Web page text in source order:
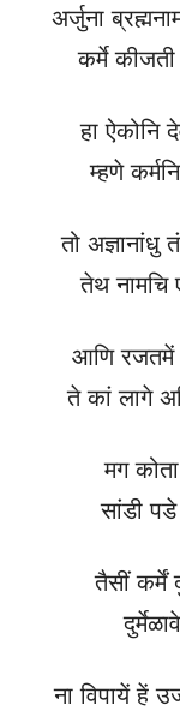
अर्जुना
कर्मे
हा ऐकोनि
म्हणे
तो अज्ञानांधु
तेथ
आणि रजतमें
ते कां लागे
मग
सांडी
तैसीं कर्में
ना विपायें हें